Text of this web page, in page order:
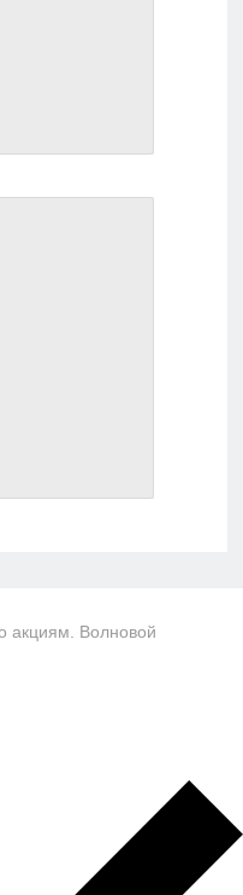
акциям. Волновой